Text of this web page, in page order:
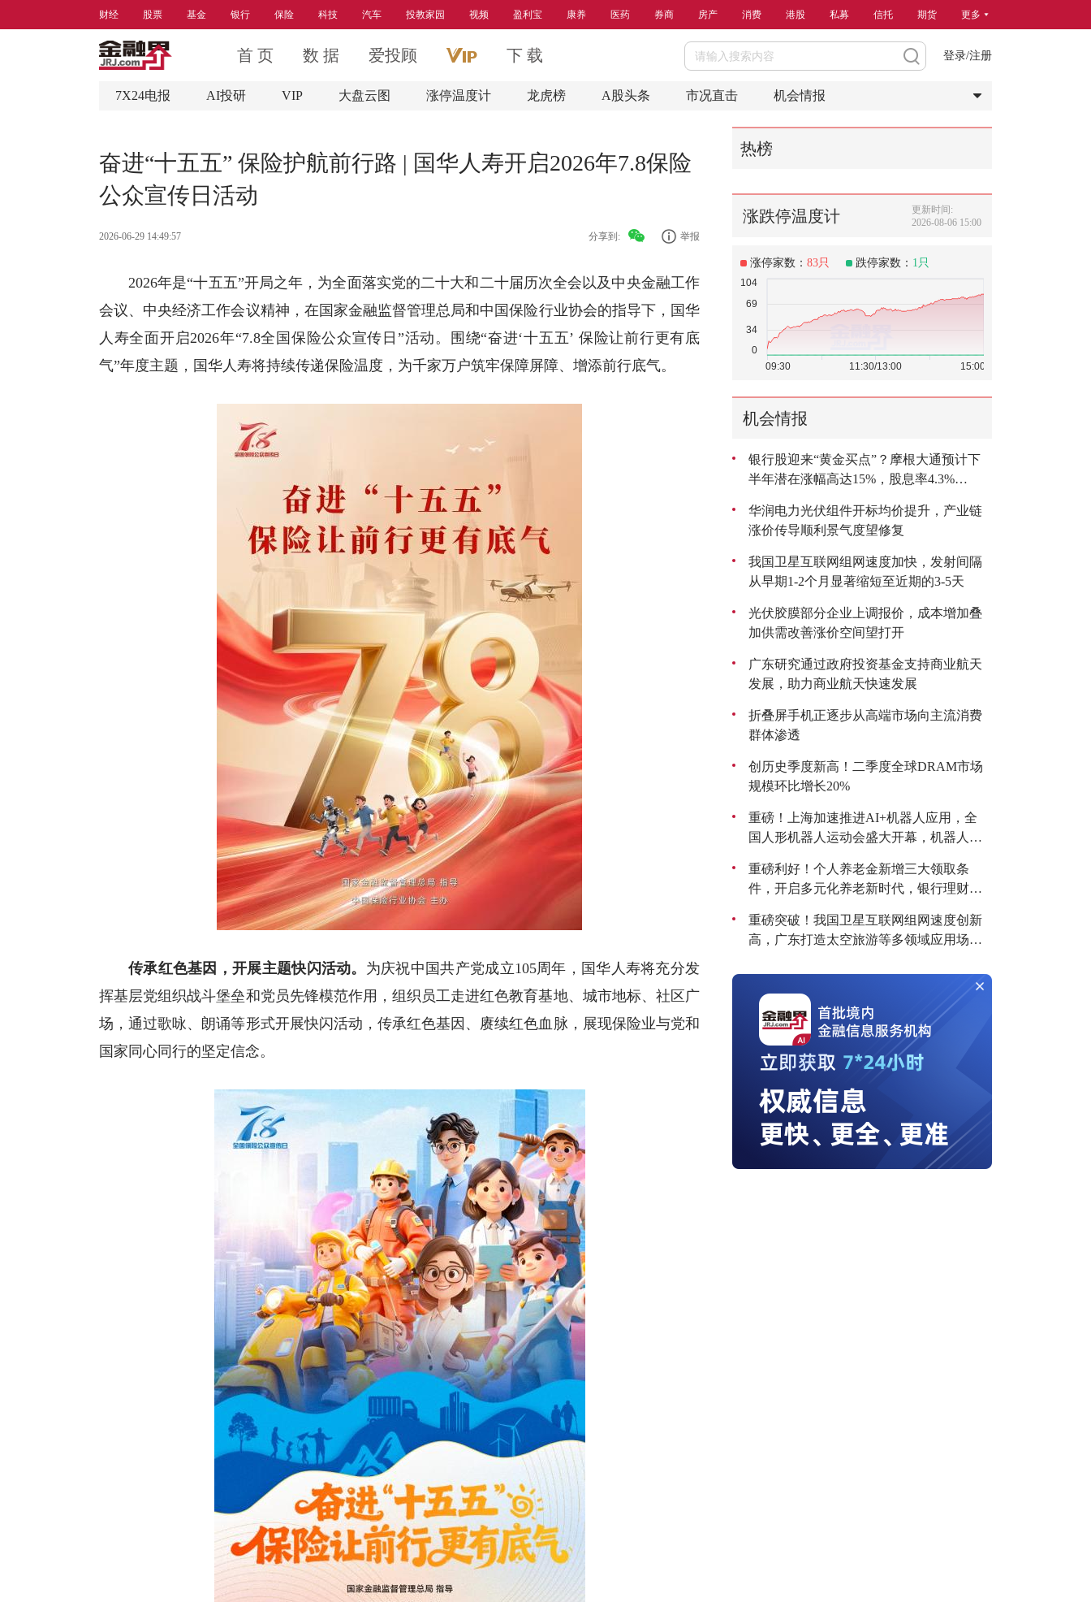
财经 股票 基金 银行 保险 科技 汽车 投教家园 视频 盈利宝 康养 医药 券商 房产 消费 港股 私募 信托 期货 更多
首 页 数 据 爱投顾 下 载 登录/注册
7X24电报 AI投研 VIP 大盘云图 涨停温度计 龙虎榜 A股头条 市况直击 机会情报
奋进“十五五” 保险护航前行路 | 国华人寿开启2026年7.8保险
公众宣传日活动
2026-06-29 14:49:57 分享到: 举报
2026年是“十五五”开局之年，为全面落实党的二十大和二十届历次全会以及中央金融工作
会议、中央经济工作会议精神，在国家金融监督管理总局和中国保险行业协会的指导下，国华
人寿全面开启2026年“7.8全国保险公众宣传日”活动。围绕“奋进‘十五五’ 保险让前行更有底
气”年度主题，国华人寿将持续传递保险温度，为千家万户筑牢保障屏障、增添前行底气。
传承红色基因，开展主题快闪活动。 为庆祝中国共产党成立105周年，国华人寿将充分发
挥基层党组织战斗堡垒和党员先锋模范作用，组织员工走进红色教育基地、城市地标、社区广
场，通过歌咏、朗诵等形式开展快闪活动，传承红色基因、赓续红色血脉，展现保险业与党和
国家同心同行的坚定信念。
热榜
涨跌停温度计
更新时间:
2026-08-06 15:00
涨停家数： 83只 跌停家数： 1只
机会情报
银行股迎来“黄金买点”？摩根大通预计下
半年潜在涨幅高达15%，股息率4.3%
华润电力光伏组件开标均价提升，产业链
涨价传导顺利景气度望修复
我国卫星互联网组网速度加快，发射间隔
从早期1-2个月显著缩短至近期的3-5天
光伏胶膜部分企业上调报价，成本增加叠
加供需改善涨价空间望打开
广东研究通过政府投资基金支持商业航天
发展，助力商业航天快速发展
折叠屏手机正逐步从高端市场向主流消费
群体渗透
创历史季度新高！二季度全球DRAM市场
规模环比增长20%
重磅！上海加速推进AI+机器人应用，全
国人形机器人运动会盛大开幕，机器人板
重磅利好！个人养老金新增三大领取条
件，开启多元化养老新时代，银行理财产
重磅突破！我国卫星互联网组网速度创新
高，广东打造太空旅游等多领域应用场